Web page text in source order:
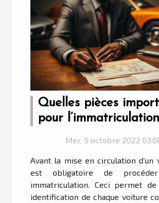
Quelles pièces
pour
Mer. 5 octobre 2022
Avant la mise en circulation d’un
est obligatoire de
immatriculation. Ceci permet
identification de chaque voiture